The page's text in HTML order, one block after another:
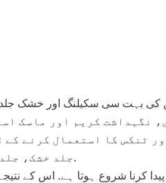
کی بہت سی سکیلنگ اور خشک
ٹنکس کا استعمال کرنے
جلد خشک، جلد کی جلد کو صاف کرتے ہیں.
کرنا شروع ہوتا ہے. اس کے